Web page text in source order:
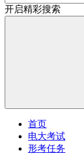
开启精彩搜索
首页
电大考试
形考任务